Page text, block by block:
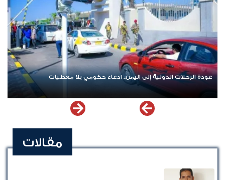
عودة الرحلات الدولية إلى اليمن.. ادعاء حكومي بلا معطيات
مقالات